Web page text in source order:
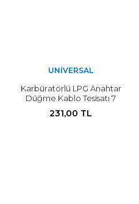
UNIVERSAL
Karbüratörlü LPG Anahtar
Düğme Kablo Tesisatı 7
231,00 TL